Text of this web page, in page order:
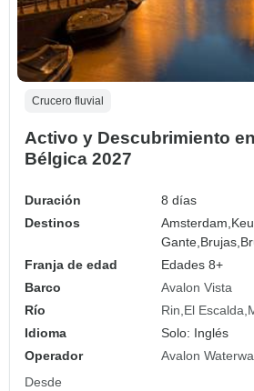
Crucero fluvial
Activo y Descubrimiento
Bélgica 2027
Duración
8 días
Destinos
Amsterdam,
Gante, Brujas,
Franja de edad
Edades 8+
Barco
Avalon Vista
Río
Rin El Escalda
Idioma
Solo: Inglés
Operador
Avalon
Desde